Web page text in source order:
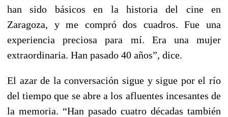
han sido básicos en la historia del cine en
Zaragoza, y me compró dos cuadros. Fue una
experiencia preciosa para mí. Era una mujer
extraordinaria. Han pasado 40 años”, dice.
El azar de la conversación sigue y sigue por el río
del tiempo que se abre a los afluentes incesantes de
la memoria. “Han pasado cuatro décadas también